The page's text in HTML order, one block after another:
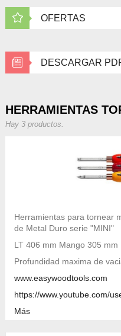
OFERTAS
DESCARGAR
HERRAMIENTAS
Hay 3 productos.
Herramientas para tornear
de Metal Duro serie "MINI"
LT 406 mm Mango 305 mm
Profundidad maxima de
www.easywoodtools.com
https://www.youtube.com/
Más